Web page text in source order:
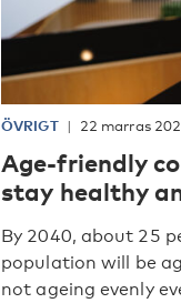
ÖVRIGT 22 marras
Age-friendly
stay healthy
By 2040, about 25
population will be
not ageing evenly